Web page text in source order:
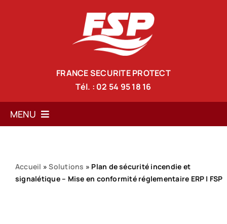
FRANCE SECURITE PROTECT
Tél. : 02 54 95 18 16
MENU
Services
Accueil »Solutions » Plan de sécurité incendie et
signalétique – Mise en conformité réglementaire ERP | FSP